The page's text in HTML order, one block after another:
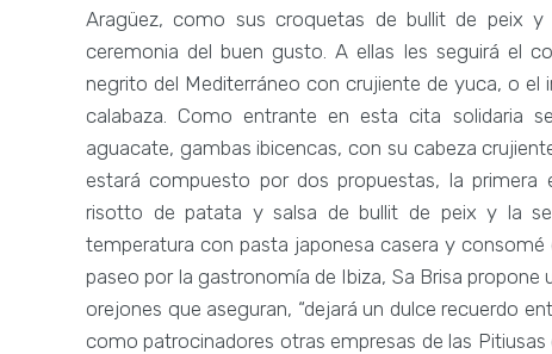
Aragüez, como sus croquetas de bullit de peix
ceremonia del buen gusto. A ellas les seguirá el
negrito del Mediterráneo con crujiente de yuca, o
calabaza. Como entrante en esta cita solidaria
aguacate, gambas ibicencas, con su cabeza
estará compuesto por dos propuestas, la
risotto de patata y salsa de bullit de peix y la
temperatura con pasta japonesa casera y consomé
paseo por la gastronomía de Ibiza, Sa Brisa
orejones que aseguran, “dejará un dulce recuerdo
como patrocinadores otras empresas de las